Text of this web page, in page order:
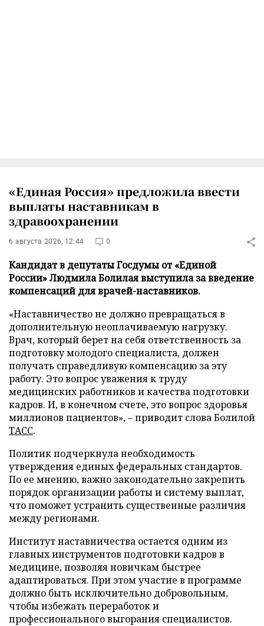
«Единая Россия» предложила ввести
выплаты наставникам в
здравоохранении
6 августа 2026, 12:44 0
Кандидат в депутаты Госдумы от «Единой
России» Людмила Болилая выступила за введение
компенсаций для врачей-наставников.
«Наставничество не должно превращаться в
дополнительную неоплачиваемую нагрузку.
Врач, который берет на себя ответственность за
подготовку молодого специалиста, должен
получать справедливую компенсацию за эту
работу. Это вопрос уважения к труду
медицинских работников и качества подготовки
кадров. И, в конечном счете, это вопрос здоровья
миллионов пациентов», – приводит слова Болилой
ТАСС.
Политик подчеркнула необходимость
утверждения единых федеральных стандартов.
По ее мнению, важно законодательно закрепить
порядок организации работы и систему выплат,
что поможет устранить существенные различия
между регионами.
Институт наставничества остается одним из
главных инструментов подготовки кадров в
медицине, позволяя новичкам быстрее
адаптироваться. При этом участие в программе
должно быть исключительно добровольным,
чтобы избежать переработок и
профессионального выгорания специалистов.